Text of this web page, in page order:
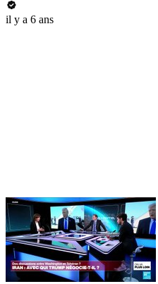
il y a 6 ans